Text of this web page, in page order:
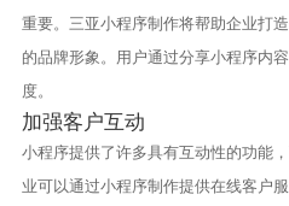
重要。三亚小程序制作将帮助企业打
的品牌形象。用户通过分享小程序内
度。
加强客户互动
小程序提供了许多具有互动性的功能
业可以通过小程序制作提供在线客户